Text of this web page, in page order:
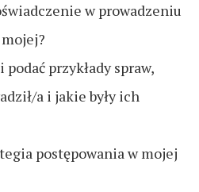
w prowadzeniu
podać przykłady spraw,
a i jakie były ich
postępowania w mojej